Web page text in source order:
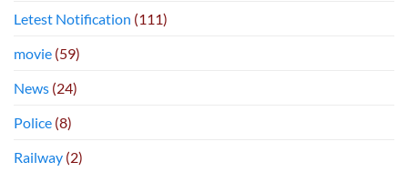
Letest Notification (111)
movie (59)
News (24)
Police (8)
Railway (2)